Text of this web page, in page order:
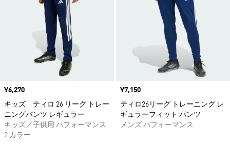
価格
¥6,270
キッズ ティロ 26 リーグ トレー
ニングパンツ レギュラー
キッズ／子供用 パフォーマンス
2 カラー
価格
¥7,150
ティロ26リーグ トレーニング レ
ギュラーフィット パンツ
メンズ パフォーマンス